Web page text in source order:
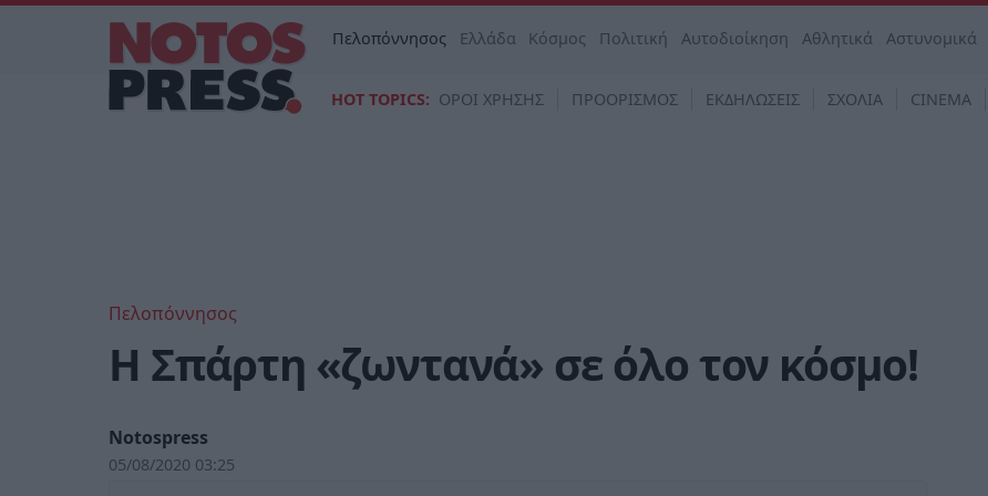
Πελοπόννησος Ελλάδα Κόσμος Πολιτική Αυτοδιοίκηση Αθλητικά Αστυνομικά
HOT TOPICS: ΟΡΟΙ ΧΡΗΣΗΣ ΠΡΟΟΡΙΣΜΟΣ ΕΚΔΗΛΩΣΕΙΣ ΣΧΟΛΙΑ CINEMA
Πελοπόννησος
Η Σπάρτη «ζωντανά» σε όλο τον κόσμο!
Notospress
05/08/2020 03:25